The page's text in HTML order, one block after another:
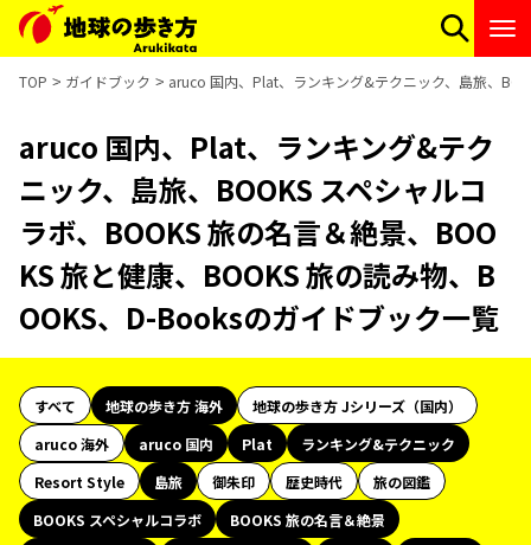
TOP ガイドブック aruco 国内、Plat、ランキング&テクニック、島旅、
aruco 国内、Plat、ランキング&テク
ニック、島旅、BOOKS スペシャルコ
ラボ、BOOKS 旅の名言＆絶景、BOO
KS 旅と健康、BOOKS 旅の読み物、B
OOKS、D-Booksのガイドブック一覧
すべて 地球の歩き方 海外
地球の歩き方 Jシリーズ（国内）
aruco 海外
aruco 国内 Plat
ランキング&テクニック
Resort Style
島旅 御朱印 歴史時代
旅の図鑑
BOOKS スペシャルコラボ
BOOKS 旅の名言＆絶景